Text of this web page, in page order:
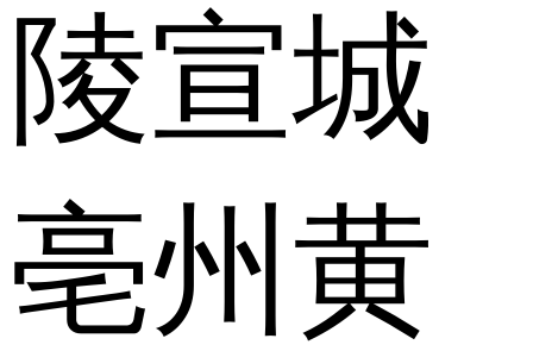
陵宣城
亳州 黄